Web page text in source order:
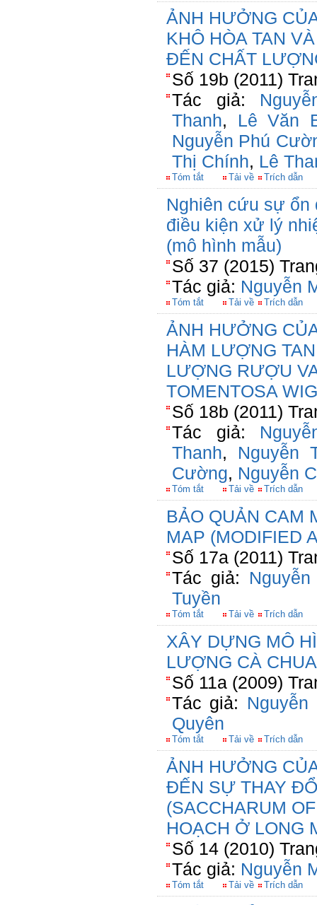
ẢNH HƯỞNG
KHÔ HÒA TAN
ĐẾN CHẤT
Số 19b (2011)
Tác giả:
Thanh, Lê Văn
Nguyễn Phú
Thị Chính, Lê
Tóm tắt Tải về Trích dẫn
Nghiên cứu sự ổn
điều kiện xử lý
(mô hình mẫu)
Số 37 (2015)
Tác giả: Nguyễn
Tóm tắt Tải về Trích dẫn
ẢNH HƯỞNG
HÀM LƯỢNG
LƯỢNG RƯỢU
TOMENTOSA
Số 18b (2011)
Tác giả:
Thanh, Nguyễn
Cường, Nguyễn
Tóm tắt Tải về Trích dẫn
BẢO QUẢN CAM
MAP (MODIFIED
Số 17a (2011)
Tác giả:
Tuyền
Tóm tắt Tải về Trích dẫn
XÂY DỰNG MÔ
LƯỢNG CÀ
Số 11a (2009)
Tác giả: Nguyễn
Quyên
Tóm tắt Tải về Trích dẫn
ẢNH HƯỞNG
ĐẾN SỰ THAY
(SACCHARUM
HOẠCH Ở LONG
Số 14 (2010)
Tác giả: Nguyễn
Tóm tắt Tải về Trích dẫn